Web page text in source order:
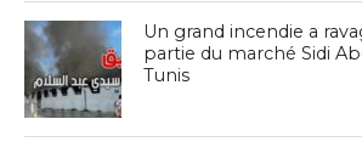
Un grand incendie a
partie du marché Sidi
Tunis